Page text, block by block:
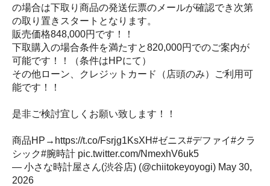
の場合は下取り商品の発送伝票のメールが確認でき次第
の取り置きスタートとなります。
販売価格848,000円です！！
下取購入の場合条件を満たすと820,000円でのご案内が
可能です！！（条件はHPにて）
その他ローン、クレジットカード（店頭のみ）ご利用可
能です！！
是非ご検討宜しくお願い致します！！
商品HP→ https://t.co/Fsrjg1KsXH#ゼニス#デファイ#クラ
シック#腕時計 pic.twitter.com/NmexhV6uk5
— 小さな時計屋さん(渋谷店) (@chiitokeyoyogi) May 30,
2026